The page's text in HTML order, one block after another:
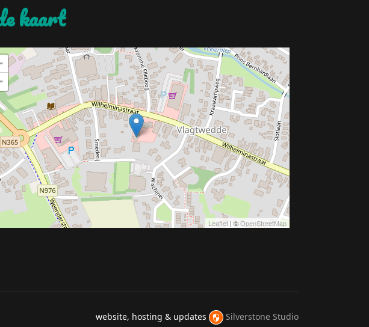
kaart
Leaflet | ©OpenStreetMap
website, hosting & updates Silverstone Studio